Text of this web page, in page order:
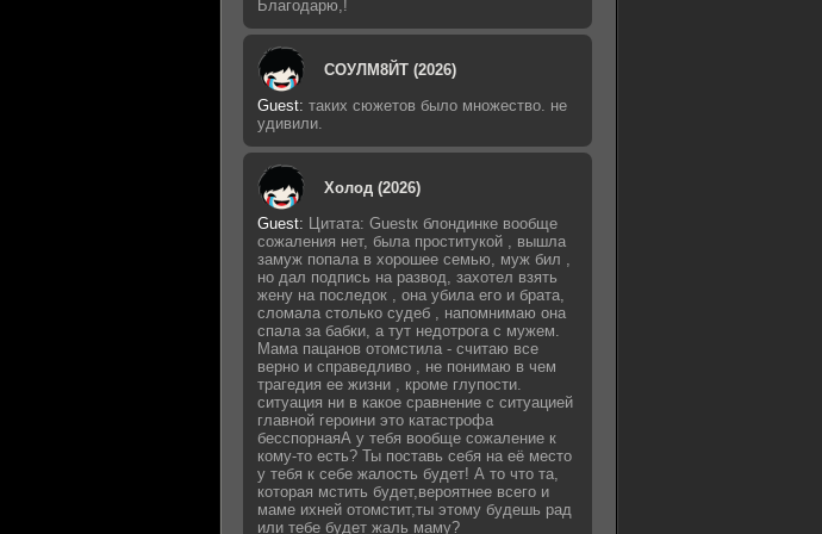
Благодарю,!
СОУЛМ8ЙТ (2026)
Guest: таких сюжетов было множество. не
удивили.
Холод (2026)
Guest: Цитата: Guestк блондинке вообще
сожаления нет, была проститукой , вышла
замуж попала в хорошее семью, муж бил ,
но дал подпись на развод, захотел взять
жену на последок , она убила его и брата,
сломала столько судеб , напомнимаю она
спала за бабки, а тут недотрога с мужем.
Мама пацанов отомстила - считаю все
верно и справедливо , не понимаю в чем
трагедия ее жизни , кроме глупости.
ситуация ни в какое сравнение с ситуацией
главной героини это катастрофа
бесспорнаяА у тебя вообще сожаление к
кому-то есть? Ты поставь себя на её место
у тебя к себе жалость будет! А то что та,
которая мстить будет,вероятнее всего и
маме ихней отомстит,ты этому будешь рад
или тебе будет жаль маму?